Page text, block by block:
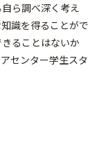
ら調べ深く考え
識を得ることがで
ることはないか
センター学生スタ